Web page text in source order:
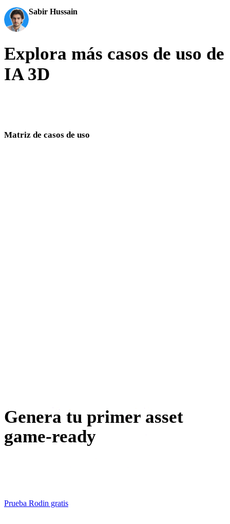
Sabir Hussain
Explora más casos de uso de
IA 3D
Matriz de casos de uso
Genera tu primer asset
game-ready
Prueba Rodin gratis